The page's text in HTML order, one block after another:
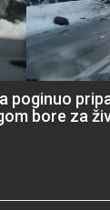
poginuo
bore za